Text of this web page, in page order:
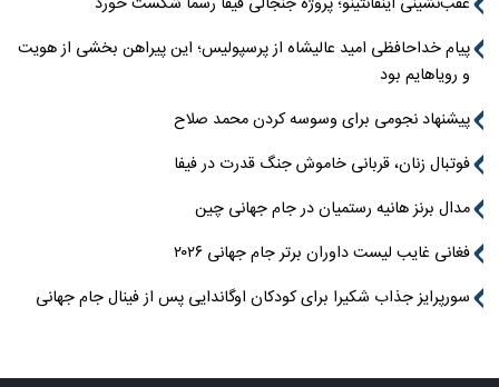
پیام خداحافظی امید عالیشاه از پرسپولیس؛ این پیراهن بخشی از هویت
و رویاهایم بود
پیشنهاد نجومی برای وسوسه کردن محمد صلاح
فوتبال زنان، قربانی خاموش جنگ قدرت در فیفا
مدال برنز هانیه رستمیان در جام جهانی چین
فغانی غایب لیست داوران برتر جام جهانی ۲۰۲۶
سورپرایز جذاب شکیرا برای کودکان اوگاندایی پس از فینال جام جهانی